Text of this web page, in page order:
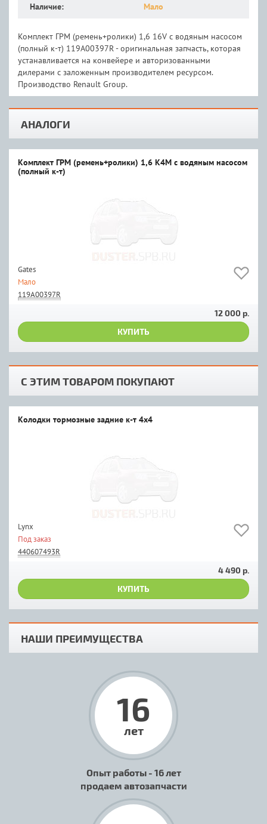
Наличие: Мало
Комплект ГРМ (ремень+ролики) 1,6 16V с водяным насосом
(полный к-т) 119A00397R - оригинальная запчасть, которая
устанавливается на конвейере и авторизованными
дилерами с заложенным производителем ресурсом.
Производство Renault Group.
АНАЛОГИ
Комплект ГРМ (ремень+ролики) 1,6 K4M с водяным насосом
(полный к-т)
Gates
Мало
119A00397R
12 000 р.
КУПИТЬ
С ЭТИМ ТОВАРОМ ПОКУПАЮТ
Колодки тормозные задние к-т 4x4
Lynx
Под заказ
440607493R
4 490 р.
КУПИТЬ
НАШИ ПРЕИМУЩЕСТВА
16
лет
Опыт работы - 16 лет
продаем автозапчасти